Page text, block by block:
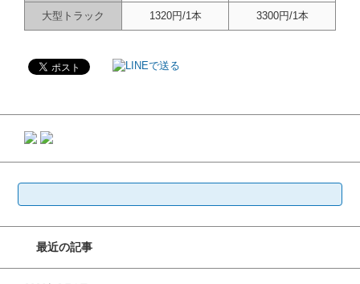
大型トラック 1320円/1本 3300円/1本
索:
最近の記事